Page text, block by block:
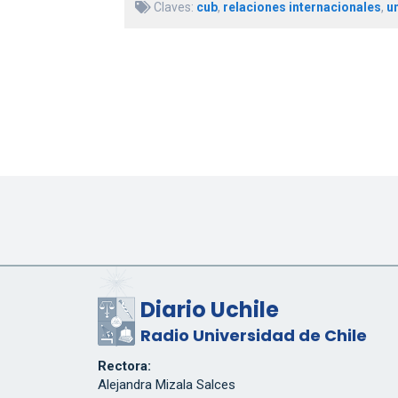
Claves: cub, relaciones internacionales,
Diario Uchile
Radio Universidad de Chile
Rectora:
Alejandra Mizala Salces